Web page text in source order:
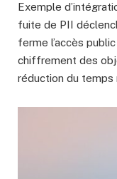
Exemple
fuite de PII
ferme l’accès
chiffrement des
réduction du temps